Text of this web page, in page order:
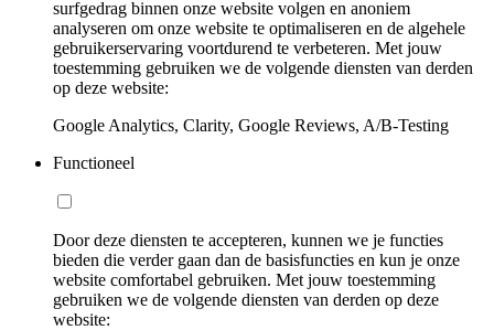
surfgedrag binnen onze website volgen en anoniem
analyseren om onze website te optimaliseren en de algehele
gebruikerservaring voortdurend te verbeteren. Met jouw
toestemming gebruiken we de volgende diensten van derden
op deze website:
Google Analytics, Clarity, Google Reviews, A/B-Testing
Functioneel
Door deze diensten te accepteren, kunnen we je functies
bieden die verder gaan dan de basisfuncties en kun je onze
website comfortabel gebruiken. Met jouw toestemming
gebruiken we de volgende diensten van derden op deze
website: